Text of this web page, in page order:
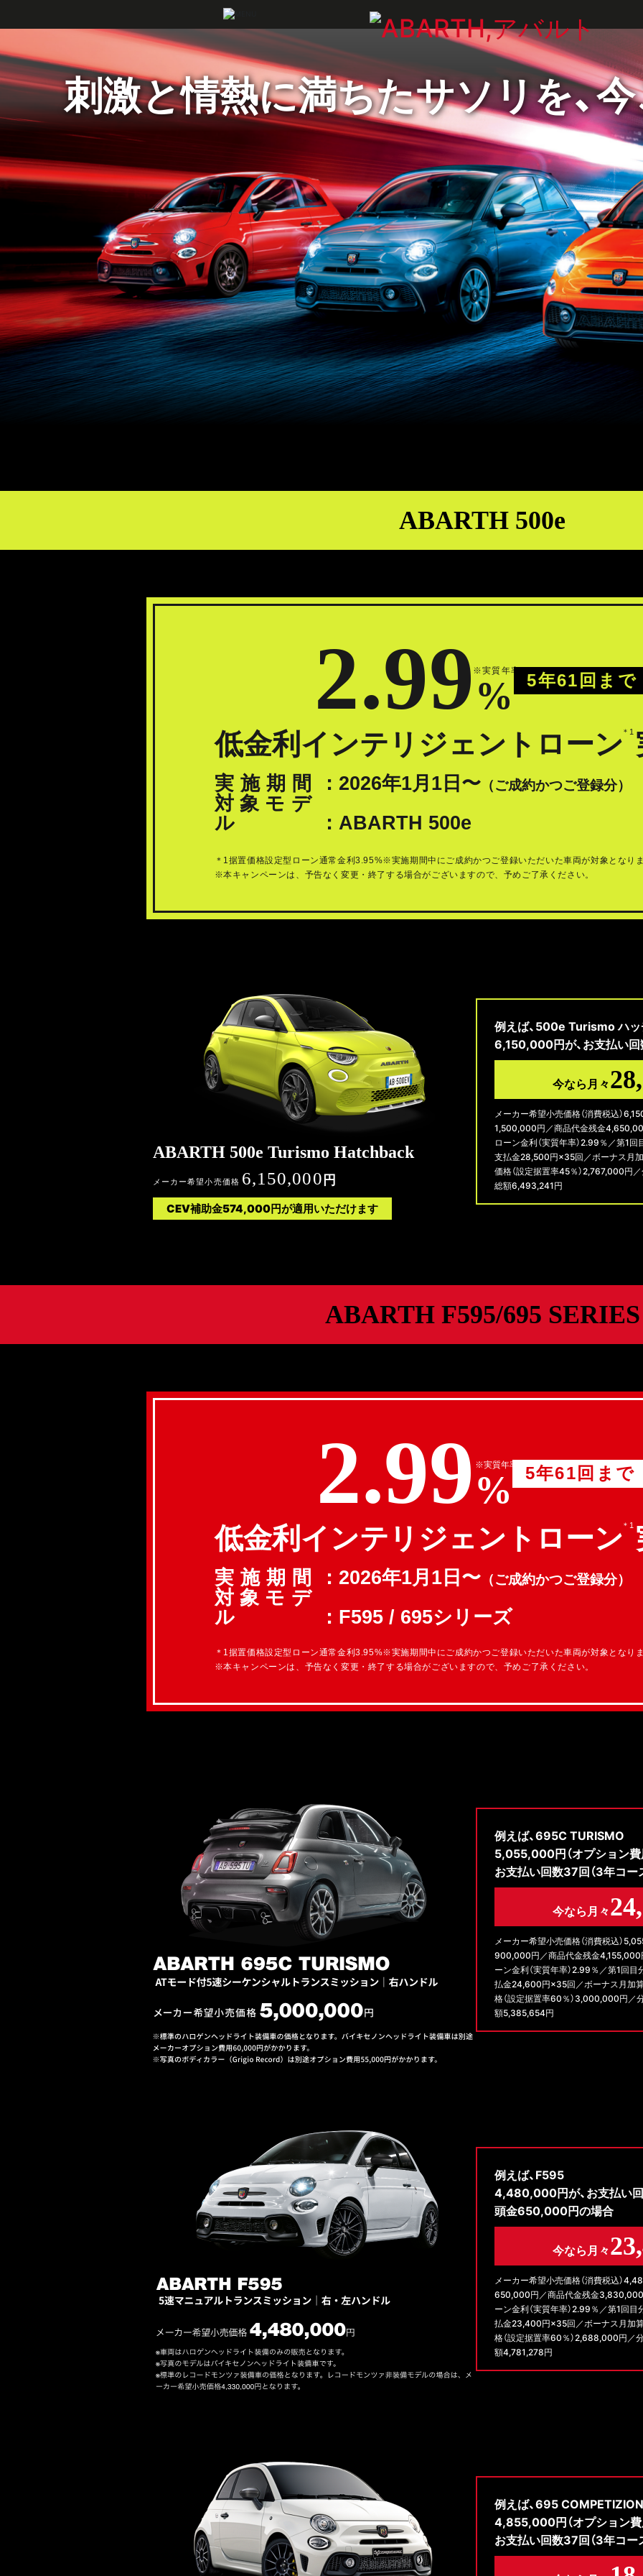
刺激と情熱に満ちたサソリを、
ABARTH 500e
2.99%
※実質年率 5年61回まで
低金利 インテリジェントローン＊1
実施期間 ： 2026年1月1日〜（ご成約かつご登録分）
対象モデ
ル
： ABARTH 500e
＊1据置価格設定型ローン通常金利3.95%※実施期間中にご成約かつご登録いただいた車両が対象となり
※本キャンペーンは、予告なく変更・終了する場合がございますので、予めご了承ください。
ABARTH 500e Turismo Hatchback
メーカー希望小売価格 6,150,000円
CEV補助金574,000円が適用いただけます
例えば、500e Turismo ハ
6,150,000円が、お支払い回
今なら月々
メーカー希望小売価格（消費税込）
1,500,000円／商品代金残金
ローン金利（実質年率）2.99％／第1
支払金28,500円×35回／ボーナス月
価格（設定据置率45％）2,767,000円
総額6,493,241円
ABARTH F595/695 SERIES
2.99%
※実質年率 5年61回まで
低金利 インテリジェントローン＊1
実施期間 ： 2026年1月1日〜（ご成約かつご登録分）
対象モデ
ル
： F595 / 695シリーズ
＊1据置価格設定型ローン通常金利3.95%※実施期間中にご成約かつご登録いただいた車両が対象となり
※本キャンペーンは、予告なく変更・終了する場合がございますので、予めご了承ください。
例えば、695C TURISMO
5,055,000円（オプション費
お支払い回数37回（3年コ
今なら月々
メーカー希望小売価格（消費税込）
900,000円／商品代金残金4,155,000
ーン金利（実質年率）2.99％／第1回
払金24,600円×35回／ボーナス月加
格（設定据置率60％）3,000,000円
額5,385,654円
例えば、F595
4,480,000円が、お支払い回
頭金650,000円の場合
今なら月々
メーカー希望小売価格（消費税込）
650,000円／商品代金残金3,830,000
ーン金利（実質年率）2.99％／第1回
払金23,400円×35回／ボーナス月加
格（設定据置率60％）2,688,000円／
額4,781,278円
例えば、695
4,855,000円（オプション費
お支払い回数37回（3年コ